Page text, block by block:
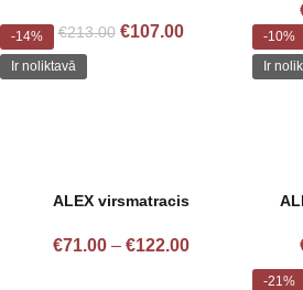
€213.00 €107.00
-14%
Ir noliktavā
ALEX virsmatracis
€71.00 – €122.00
-10%
Ir
-21%